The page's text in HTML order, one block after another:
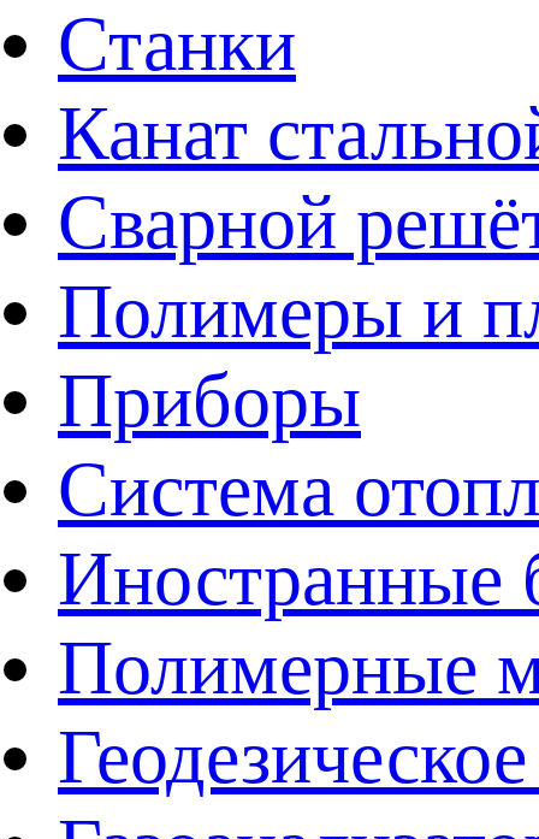
Станки
Канат
Сварной
Полимеры и
Приборы
Система
Иностранные
Полимерные